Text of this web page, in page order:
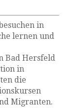
in
lernen und
Bad Hersfeld
in
die
Migranten.